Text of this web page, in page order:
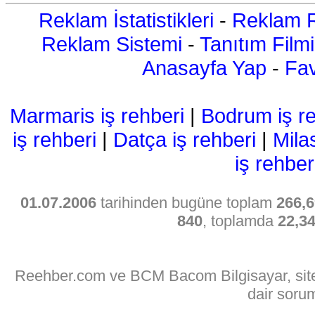
Reklam İstatistikleri - Reklam
Reklam Sistemi - Tanıtım Filmi
Anasayfa Yap -
Marmaris iş rehberi | Bodrum iş
iş rehberi | Datça iş rehberi |
iş
01.07.2006 tarihinden bugüne toplam
840, toplamda
Reehber.com ve BCM Bacom Bilgisayar,
dair